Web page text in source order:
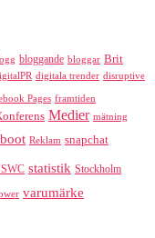
bloggande bloggar Brit
digitala trender disruptive
Pages framtiden
Medier mätning
Reklam snapchat
statistik Stockholm
varumärke